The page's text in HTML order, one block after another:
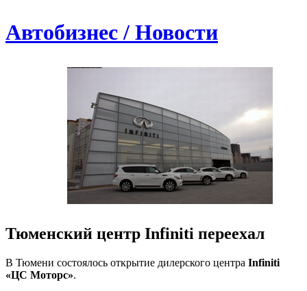
Автобизнес / Новости
Тюменский центр Infiniti переехал
В Тюмени состоялось открытие дилерского центра Infiniti
«ЦС Моторс».